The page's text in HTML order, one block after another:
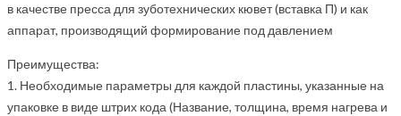
в качестве пресса для зуботехнических кювет (вставка П) и как
аппарат, производящий формирование под давлением
Преимущества:
1. Необходимые параметры для каждой пластины, указанные на
упаковке в виде штрих кода (Название, толщина, время нагрева и